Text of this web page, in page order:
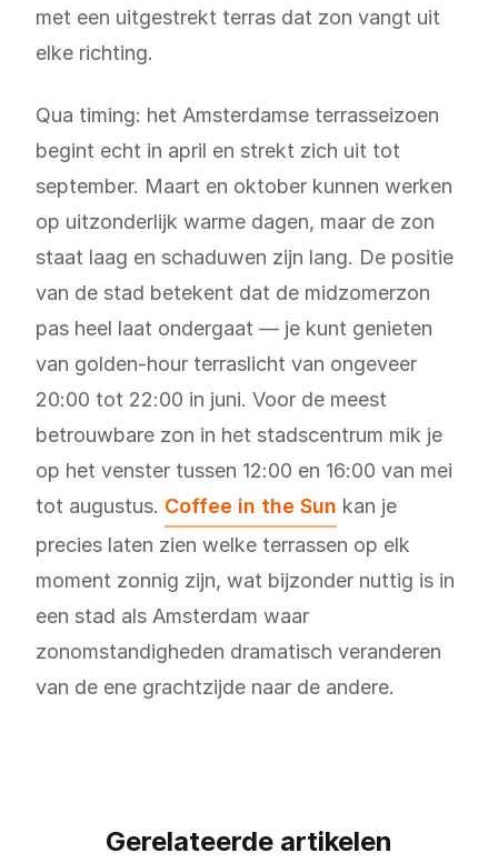
met een uitgestrekt terras dat zon vangt uit
elke richting.
Qua timing: het Amsterdamse terrasseizoen
begint echt in april en strekt zich uit tot
september. Maart en oktober kunnen werken
op uitzonderlijk warme dagen, maar de zon
staat laag en schaduwen zijn lang. De positie
van de stad betekent dat de midzomerzon
pas heel laat ondergaat — je kunt genieten
van golden-hour terraslicht van ongeveer
20:00 tot 22:00 in juni. Voor de meest
betrouwbare zon in het stadscentrum mik je
op het venster tussen 12:00 en 16:00 van mei
tot augustus. Coffee in the Sun kan je
precies laten zien welke terrassen op elk
moment zonnig zijn, wat bijzonder nuttig is in
een stad als Amsterdam waar
zonomstandigheden dramatisch veranderen
van de ene grachtzijde naar de andere.
Gerelateerde artikelen